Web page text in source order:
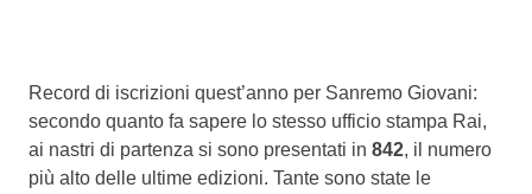
Record di iscrizioni quest’anno per Sanremo Giovani:
secondo quanto fa sapere lo stesso ufficio stampa Rai,
ai nastri di partenza si sono presentati in 842, il numero
più alto delle ultime edizioni. Tante sono state le